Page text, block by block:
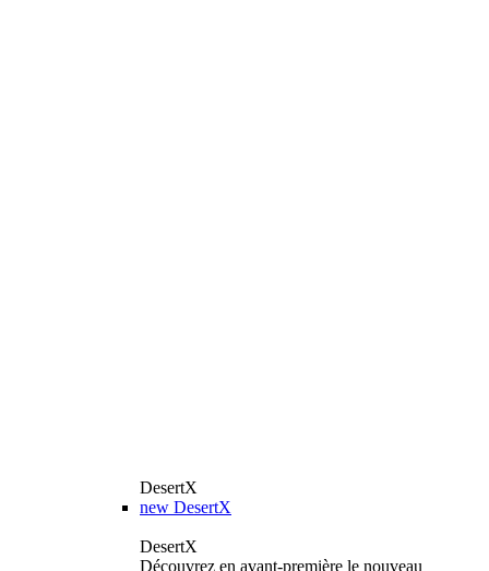
DesertX
new DesertX
DesertX
Découvrez en avant-première le nouveau